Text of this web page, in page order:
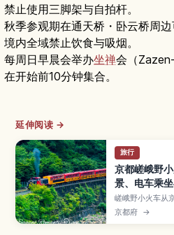
禁止使用三脚架与自拍杆。
秋季参观期在通天桥・卧云桥周边
境内全域禁止饮食与吸烟。
每周日早晨会举办坐禅会（
在开始前10分钟集合。
延伸阅读 →
旅行
京都嵯峨野
景、电车乘
嵯峨野小火车从
峡谷缓慢前行，
车。本文将介绍
京都府 →